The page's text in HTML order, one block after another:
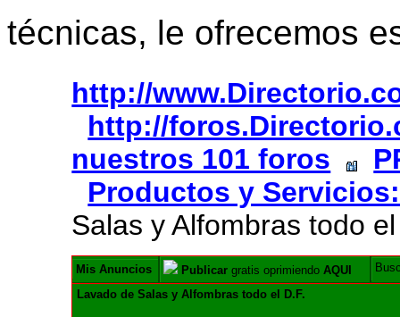
técnicas, le ofrecemos
http://
http://
nuestros 101 foros
Productos y
Salas y Alfombras todo
Mis Anuncios Publicar gratis oprimiendoAQUI
Lavado de Salas y Alfombras todo el D.F.